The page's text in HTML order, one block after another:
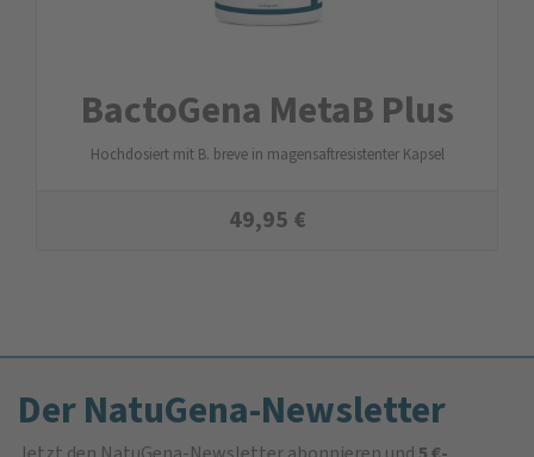
BactoGena MetaB Plus
Hochdosiert mit B. breve in magensaftresistenter Kapsel
49,95 €
Der NatuGena-Newsletter